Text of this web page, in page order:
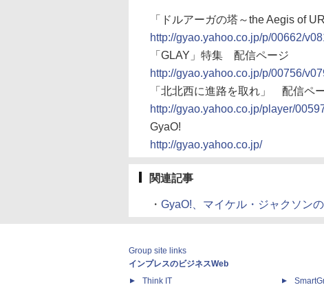
「ドルアーガの塔～the Aegis of
http://gyao.yahoo.co.jp/p/00662/
「GLAY」特集 配信ページ
http://gyao.yahoo.co.jp/p/00756/
「北北西に進路を取れ」 配信ペ
http://gyao.yahoo.co.jp/player/
GyaO!
http://gyao.yahoo.co.jp/
関連記事
・ GyaO!、マイケル・ジャクソン
Group site links
インプレスのビジネスWeb
Think IT